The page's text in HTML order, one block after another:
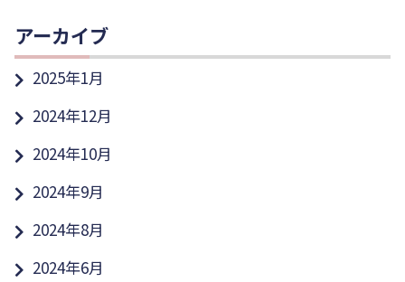
アーカイブ
2025年1月
2024年12月
2024年10月
2024年9月
2024年8月
2024年6月